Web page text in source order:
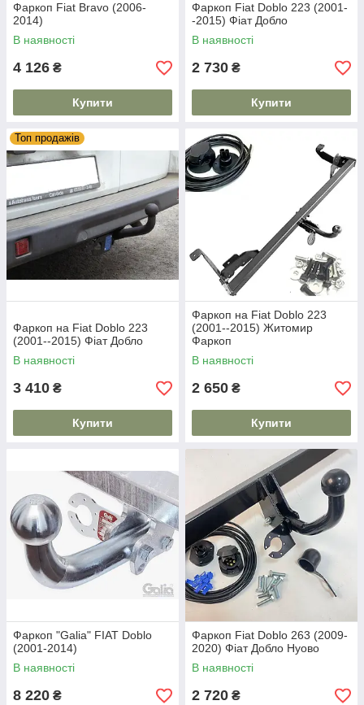
Фаркоп Fiat Bravo (2006-
2014)
В наявності
4 126 ₴
Купити
Фаркоп Fiat Doblo 223 (2001-
-2015) Фіат Добло
В наявності
2 730 ₴
Купити
Топ продажів
Фаркоп на Fiat Doblo 223
(2001--2015) Фіат Добло
В наявності
3 410 ₴
Купити
Фаркоп на Fiat Doblo 223
(2001--2015) Житомир
Фаркоп
В наявності
2 650 ₴
Купити
Фаркоп "Galia" FIAT Doblo
(2001-2014)
В наявності
8 220 ₴
Фаркоп Fiat Doblo 263 (2009-
2020) Фіат Добло Нуово
В наявності
2 720 ₴